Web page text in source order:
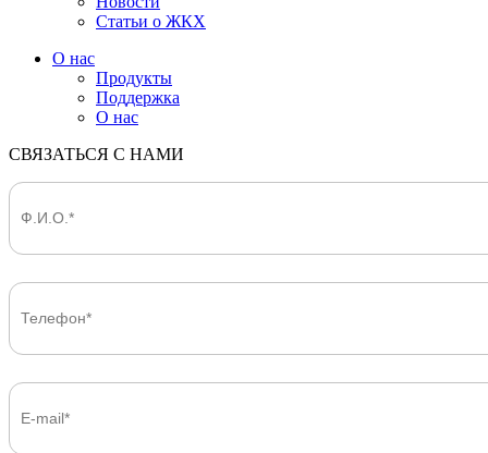
Статьи о ЖКХ
О нас
Продукты
Поддержка
О нас
СВЯЗАТЬСЯ С НАМИ